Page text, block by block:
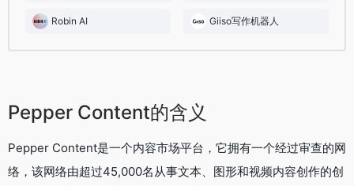
Robin AI Giiso写作机器人
Pepper Content的含义
Pepper Content是一个内容市场平台，它拥有一个经过审查的网
络，该网络由超过45,000名从事文本、图形和视频内容创作的创